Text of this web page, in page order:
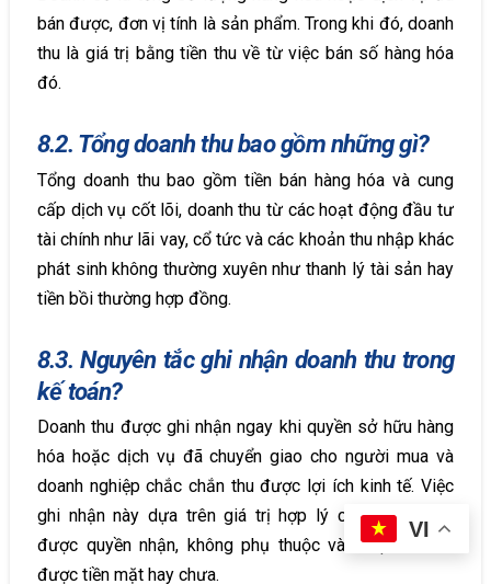
bán được, đơn vị tính là sản phẩm. Trong khi đó, doanh
thu là giá trị bằng tiền thu về từ việc bán số hàng hóa
đó.
8.2. Tổng doanh thu bao gồm những gì?
Tổng doanh thu bao gồm tiền bán hàng hóa và cung
cấp dịch vụ cốt lõi, doanh thu từ các hoạt động đầu tư
tài chính như lãi vay, cổ tức và các khoản thu nhập khác
phát sinh không thường xuyên như thanh lý tài sản hay
tiền bồi thường hợp đồng.
8.3. Nguyên tắc ghi nhận doanh thu trong
kế toán?
Doanh thu được ghi nhận ngay khi quyền sở hữu hàng
hóa hoặc dịch vụ đã chuyển giao cho người mua và
doanh nghiệp chắc chắn thu được lợi ích kinh tế. Việc
ghi nhận này dựa trên giá trị hợp lý của các khoản
được quyền nhận, không phụ thuộc vào việc đã thu
được tiền mặt hay chưa.
VI